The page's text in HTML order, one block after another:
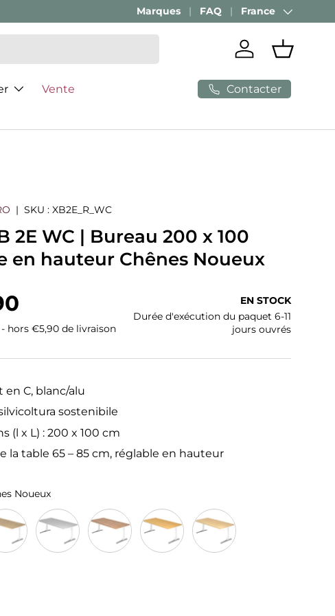
Marques FAQ Pays
France
Se connecter
Panier
Vente Contacter
|SKU : XB2E_R_WC
2E WC | Bureau 200 x 100
en hauteur Chênes Noueux
- hors €5,90 de livraison
EN STOCK
Durée d'exécution du paquet 6-11
jours ouvrés
C, blanc/alu
sostenibile
(l x L) : 200 x 100 cm
la table 65 – 85 cm, réglable en hauteur
Noueux